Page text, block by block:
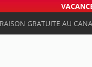
GRATUITE AU